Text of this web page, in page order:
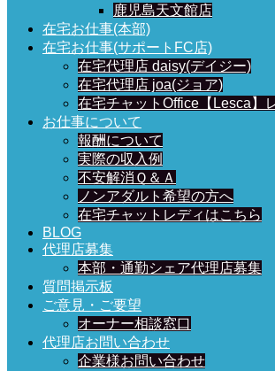
鹿児島天文館店
在宅お仕事(本部)
在宅お仕事(サポートFC店)
在宅代理店 daisy(デイジー)
在宅代理店 joa(ジョア)
在宅チャットOffice【Lesca】
お仕事について
報酬について
実際の収入例
不安解消Ｑ＆Ａ
ノンアダルト希望の方へ
在宅チャットレディはこちら
BLOG
代理店募集
本部・通勤シェア代理店募集
質問掲示板
ご意見・ご要望
オーナー相談窓口
代理店お問い合わせ
企業様お問い合わせ